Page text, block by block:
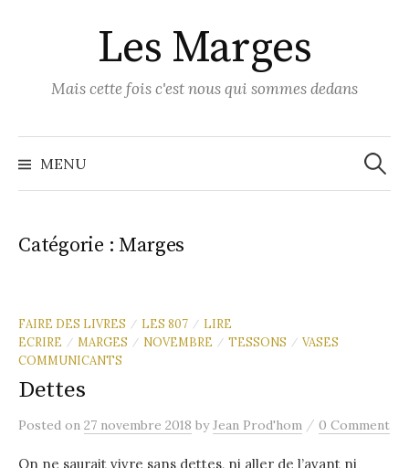
Les Marges
Mais cette fois c'est nous qui sommes dedans
MENU
Catégorie : Marges
FAIRE DES LIVRES / LES 807 / LIRE
ECRIRE
/ MARGES / NOVEMBRE / TESSONS / VASES
COMMUNICANTS
Dettes
Posted on 27 novembre 2018 byJean Prod'hom / 0 Comment
On ne saurait vivre sans dettes, ni aller de l’avant ni